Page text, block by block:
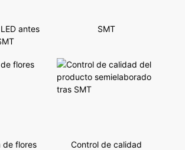
antes
SMT
de flores
Control de calidad